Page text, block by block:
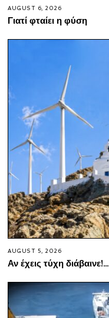
AUGUST 6, 2026
Γιατί φταίει η φύση
AUGUST 5, 2026
Αν έχεις τύχη διάβαινε!…